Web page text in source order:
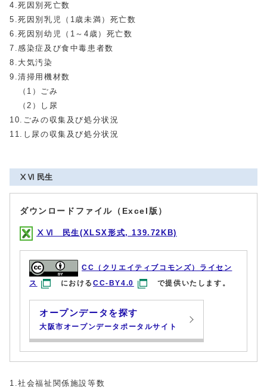
4.死因別死亡数
5.死因別乳児（1歳未満）死亡数
6.死因別幼児（1～4歳）死亡数
7.感染症及び食中毒患者数
8.大気汚染
9.清掃用機材数
（1）ごみ
（2）し尿
10.ごみの収集及び処分状況
11.し尿の収集及び処分状況
ⅩⅥ 民生
ダウンロードファイル（Excel版）
ⅩⅥ 民生(XLSX形式, 139.72KB)
CC（クリエイティブコモンズ）ライセン
ス
におけるCC-BY4.0 で提供いたします。
オープンデータを探す
大阪市オープンデータポータルサイト
1.社会福祉関係施設等数